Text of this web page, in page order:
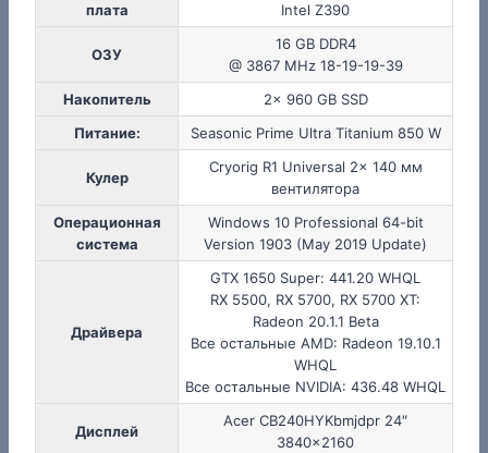
плата
Intel Z390
ОЗУ
16 GB DDR4
@ 3867 MHz 18-19-19-39
Накопитель
2x 960 GB SSD
Питание:
Seasonic Prime Ultra Titanium 850 W
Кулер
Cryorig R1 Universal 2x 140 мм
вентилятора
Операционная
система
Windows 10 Professional 64-bit
Version 1903 (May 2019 Update)
Драйвера
GTX 1650 Super: 441.20 WHQL
RX 5500, RX 5700, RX 5700 XT:
Radeon 20.1.1 Beta
Все остальные AMD: Radeon 19.10.1
WHQL
Все остальные NVIDIA: 436.48 WHQL
Дисплей
Acer CB240HYKbmjdpr 24″
3840×2160